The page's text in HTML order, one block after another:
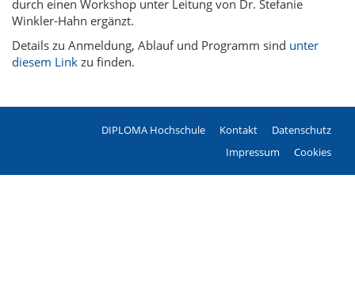
durch einen Workshop unter Leitung von Dr. Stefanie
Winkler-Hahn ergänzt.
Details zu Anmeldung, Ablauf und Programm sind unter
diesem Link zu finden.
DIPLOMA Hochschule Kontakt
Datenschutz
Impressum
Cookies